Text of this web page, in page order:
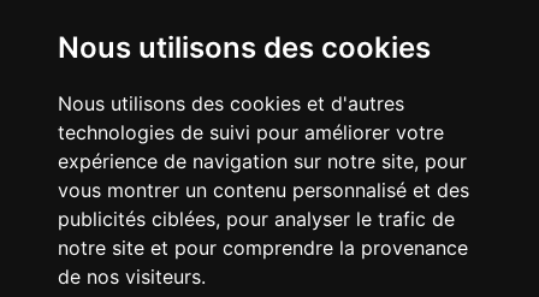
Nous utilisons des cookies
Nous utilisons des cookies et d'autres
technologies de suivi pour améliorer votre
expérience de navigation sur notre site, pour
vous montrer un contenu personnalisé et des
publicités ciblées, pour analyser le trafic de
notre site et pour comprendre la provenance
de nos visiteurs.